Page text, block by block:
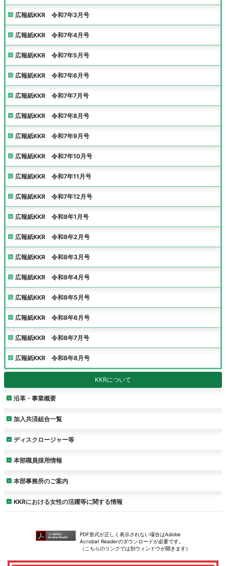
広報紙KKR 令和7年3月号
広報紙KKR 令和7年4月号
広報紙KKR 令和7年5月号
広報紙KKR 令和7年6月号
広報紙KKR 令和7年7月号
広報紙KKR 令和7年8月号
広報紙KKR 令和7年9月号
広報紙KKR 令和7年10月号
広報紙KKR 令和7年11月号
広報紙KKR 令和7年12月号
広報紙KKR 令和8年1月号
広報紙KKR 令和8年2月号
広報紙KKR 令和8年3月号
広報紙KKR 令和8年4月号
広報紙KKR 令和8年5月号
広報紙KKR 令和8年6月号
広報紙KKR 令和8年7月号
広報紙KKR 令和8年8月号
KKRについて
沿革・事業概要
加入共済組合一覧
ディスクロージャー等
本部職員採用情報
本部事務所のご案内
KKRにおける女性の活躍等に関する情報
PDF形式が正しく表示されない場合はAdobe
Acrobat Readerのダウンロードが必要です。
（こちらのリンクでは別ウィンドウが開きます）